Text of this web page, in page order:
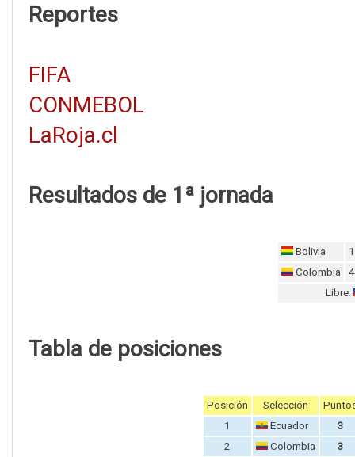
Reportes
FIFA
CONMEBOL
LaRoja.cl
Resultados de 1ª jornada
Bolivia
1
Colombia
4
Libre:
Tabla de posiciones
Posición Selección
1
Ecuador
3
2
Colombia
3